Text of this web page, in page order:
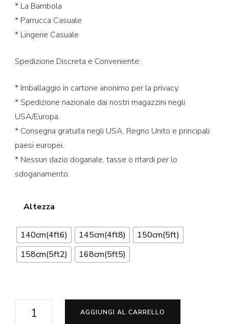
* La Bambola
* Parrucca Casuale
* Lingerie Casuale
Spedizione Discreta e Conveniente:
* Imballaggio in cartone anonimo per la privacy.
* Spedizione nazionale dai nostri magazzini negli
USA/Europa.
* Consegna gratuita negli USA, Regno Unito e principali
paesi europei.
* Nessun dazio doganale, tasse o ritardi per lo
sdoganamento.
Altezza
140cm(4ft6) 145cm(4ft8)
150cm(5ft)
158cm(5ft2)
168cm(5ft5)
Stella
AGGIUNGI AL CARRELLO